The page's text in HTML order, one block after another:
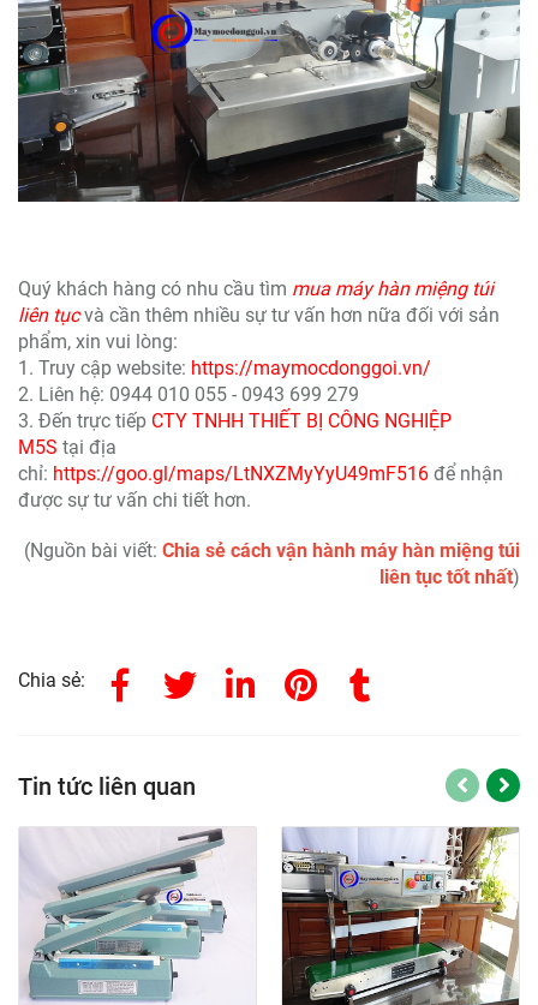
Quý khách hàng có nhu cầu tìm mua máy hàn miệng túi
liên tụcvà cần thêm nhiều sự tư vấn hơn nữa đối với sản
phẩm, xin vui lòng:
1. Truy cập website: https://maymocdonggoi.vn/
2. Liên hệ: 0944 010 055 - 0943 699 279
3. Đến trực tiếp CTY TNHH THIẾT BỊ CÔNG NGHIỆP
M5S tại địa
chỉ: https://goo.gl/maps/LtNXZMyYyU49mF516 để nhận
được sự tư vấn chi tiết hơn.
(Nguồn bài viết: Chia sẻ cách vận hành máy hàn miệng túi
liên tục tốt nhất)
Chia sẻ:
Tin tức liên quan